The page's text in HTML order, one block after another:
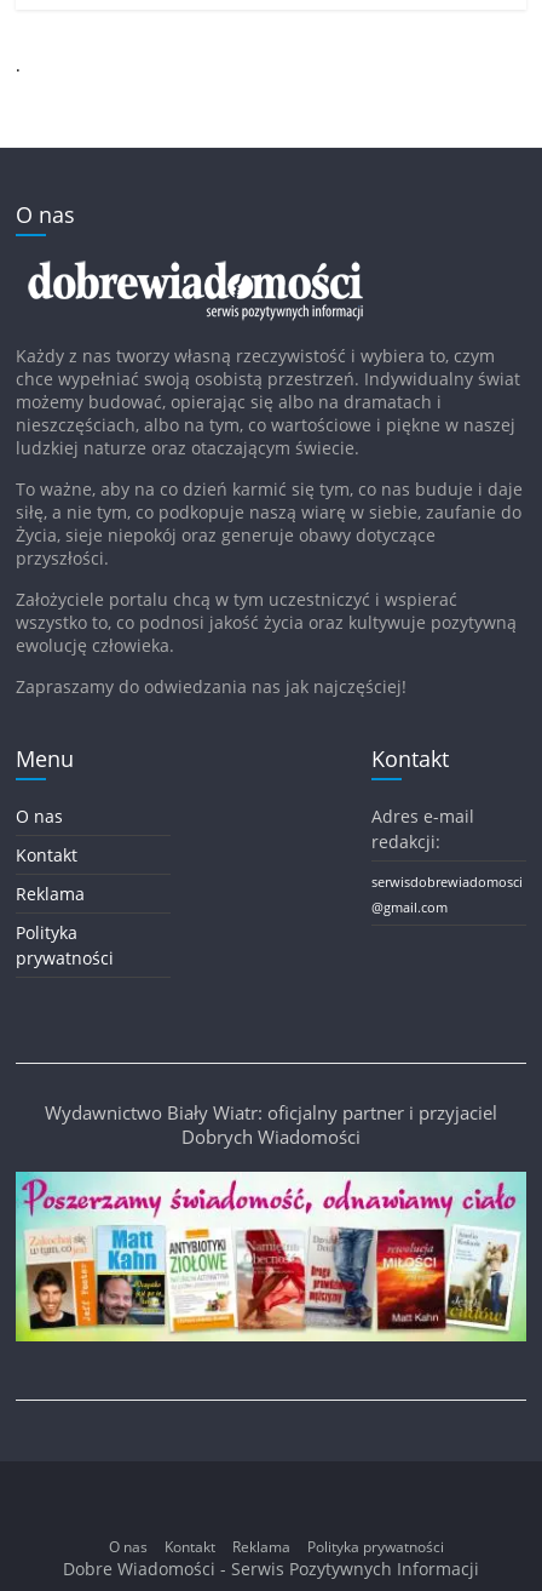
.
O nas
Każdy z nas tworzy własną rzeczywistość i wybiera to, czym
chce wypełniać swoją osobistą przestrzeń. Indywidualny świat
możemy budować, opierając się albo na dramatach i
nieszczęściach, albo na tym, co wartościowe i piękne w naszej
ludzkiej naturze oraz otaczającym świecie.
To ważne, aby na co dzień karmić się tym, co nas buduje i daje
siłę, a nie tym, co podkopuje naszą wiarę w siebie, zaufanie do
Życia, sieje niepokój oraz generuje obawy dotyczące
przyszłości.
Założyciele portalu chcą w tym uczestniczyć i wspierać
wszystko to, co podnosi jakość życia oraz kultywuje pozytywną
ewolucję człowieka.
Zapraszamy do odwiedzania nas jak najczęściej!
Menu
O nas
Kontakt
Reklama
Polityka
prywatności
Kontakt
Adres e-mail
redakcji:
serwisdobrewiadomosci
@gmail.com
Wydawnictwo Biały Wiatr: oficjalny partner i przyjaciel
Dobrych Wiadomości
O nas Kontakt Reklama Polityka prywatności
Dobre Wiadomości - Serwis Pozytywnych Informacji